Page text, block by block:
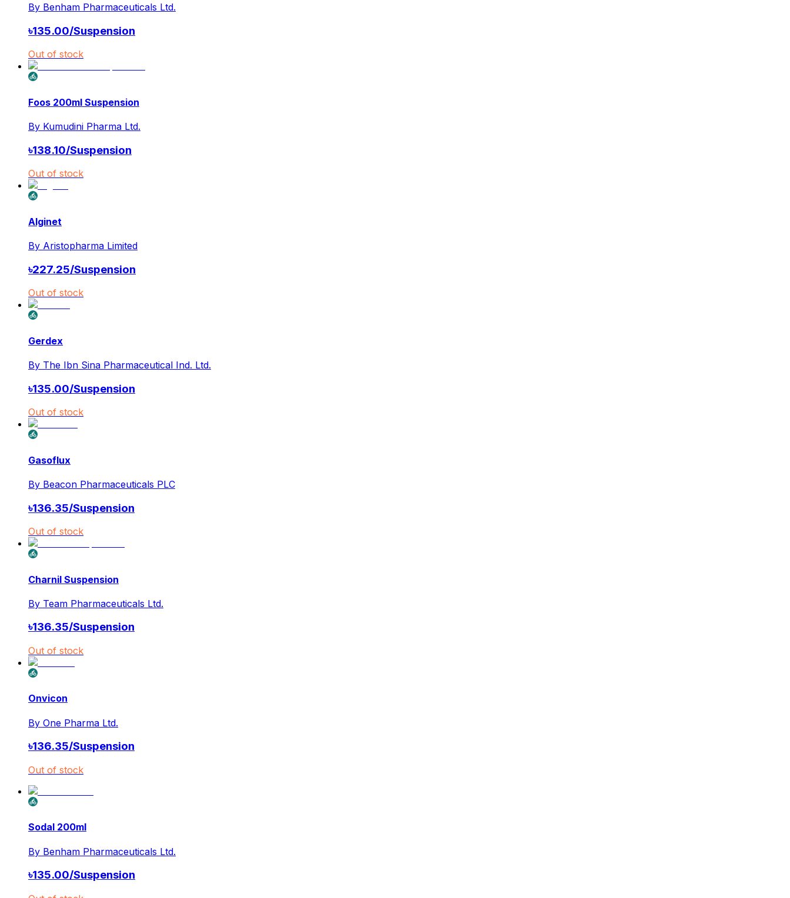
By Benham Pharmaceuticals Ltd.
৳135.00/Suspension
Out of stock
Foos 200ml Suspension
By Kumudini Pharma Ltd.
৳138.10/Suspension
Out of stock
Alginet
By Aristopharma Limited
৳227.25/Suspension
Out of stock
Gerdex
By The Ibn Sina Pharmaceutical Ind. Ltd.
৳135.00/Suspension
Out of stock
Gasoflux
By Beacon Pharmaceuticals PLC
৳136.35/Suspension
Out of stock
Charnil Suspension
By Team Pharmaceuticals Ltd.
৳136.35/Suspension
Out of stock
Onvicon
By One Pharma Ltd.
৳136.35/Suspension
Out of stock
Sodal 200ml
By Benham Pharmaceuticals Ltd.
৳135.00/Suspension